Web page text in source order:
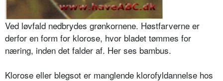
Ved løvfald nedbrydes grønkornene. Høstfarverne er
derfor en form for klorose, hvor bladet tømmes for
næring, inden det falder af. Her ses bambus.
Klorose eller blegsot er manglende klorofyldannelse hos